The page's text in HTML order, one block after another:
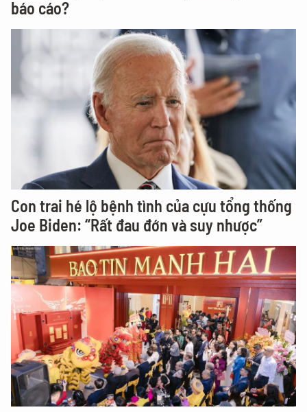
báo cáo?
Con trai hé lộ bệnh tình của cựu tổng thống
Joe Biden: “Rất đau đớn và suy nhược”